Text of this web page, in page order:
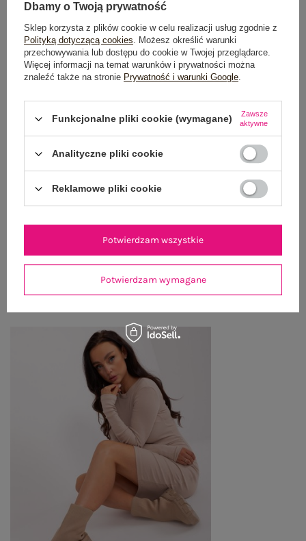
Wysyłkajutro
100 dni na zwrot
GŁÓWNE PARAMETRY
OPINIE O PRODUKCIE (71)
WYSYŁKA I DOSTAWA
OSTATNIO OGLĄDANE
Zobacz wszystko
Dbamy o Twoją prywatność
Sklep korzysta z plików cookie w celu realizacji usług zgodnie z
Polityką dotyczącą cookies. Możesz określić warunki
przechowywania lub dostępu do cookie w Twojej przeglądarce.
Więcej informacji na temat warunków i prywatności można
znaleźć także na stronie Prywatność i warunki Google.
Funkcjonalne pliki cookie (wymagane)
Zawsze
aktywne
Analityczne pliki cookie
Reklamowe pliki cookie
Potwierdzam wymagane
Potwierdzam wszystkie